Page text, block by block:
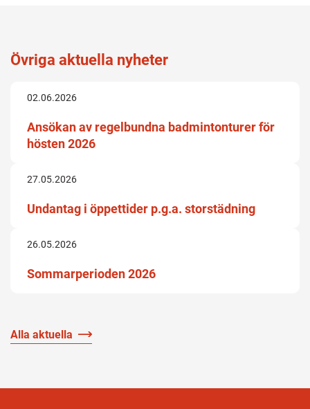
Övriga aktuella nyheter
02.06.2026
Ansökan av regelbundna badmintonturer för
hösten 2026
27.05.2026
Undantag i öppettider p.g.a. storstädning
26.05.2026
Sommarperioden 2026
Alla aktuella